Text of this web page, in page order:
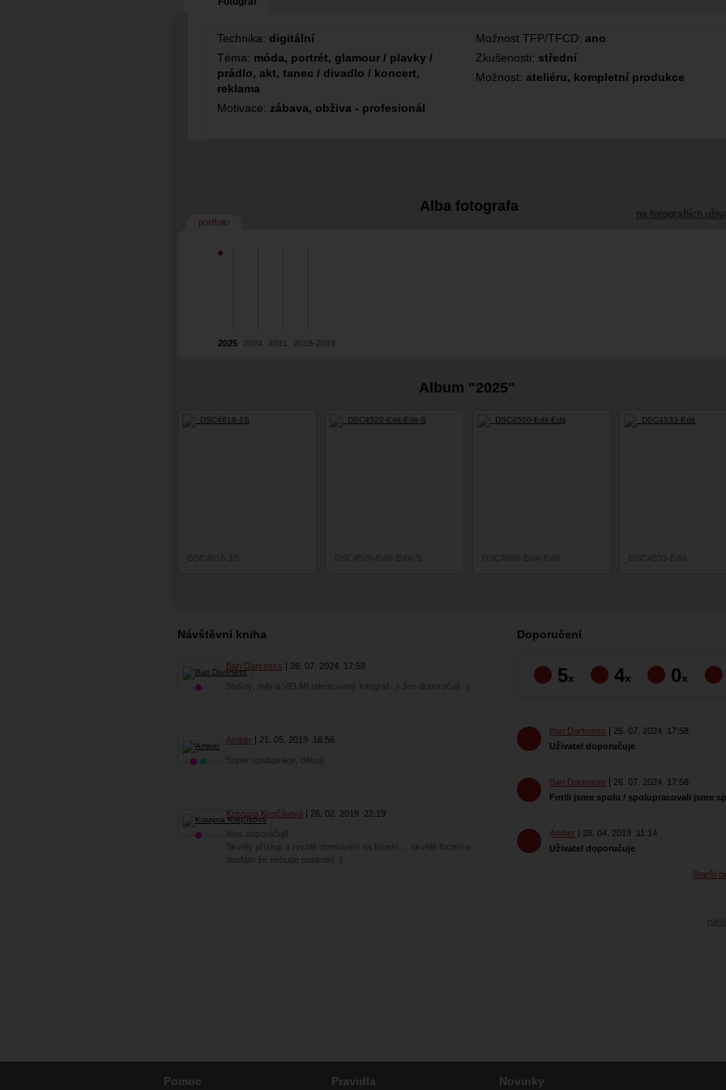
Technika: digitální
Téma: móda, portrét, glamour / plavky /
prádlo, akt, tanec / divadlo / koncert,
reklama
Motivace: zábava, obživa - profesionál
Možnost TFP/TFCD:ano
Zkušenosti: střední
Možnost:ateliéru, kompletní produkce
Alba fotografa
portfolio
na fotografiích
2025
Album "2025"
Návštěvní kniha
Bari Darkness 26. 07. 2024 17:58
Slušný, milý a VELMI talentovaný fotograf. :) Jen doporučuji. :)
Amber 21. 05. 2019 16:56
Super spolupráce, děkuji.
Kristýna Krejčíková 26. 02. 2019 22:19
Moc doporučuji!
Skvělý přístup a rychlé domluvení na focení ... skvělé focení a
doufám že nebude poslední :)
Doporučení
5x 4x 0x
Bari Darkness 26. 07. 2024 17:58
Uživatel doporučuje
Bari Darkness 26. 07. 2024 17:58
Fotili jsme spolu / spolupracovali jsme
Amber 28. 04. 2019 11:14
Uživatel doporučuje
Starší
Pomoc Pravidla Novinky